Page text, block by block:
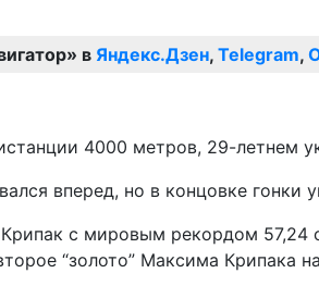
в Яндекс.Дзен, Telegram,
4000 метров, 29-летнем
вперед, но в концовке
с мировым рекордом 57,24
“золото” Максима Крипака